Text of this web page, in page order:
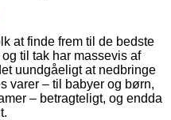
at finde frem til de bedste
til tak har massevis af
uundgåeligt at nedbringe
varer – til babyer og børn,
– betragteligt, og endda